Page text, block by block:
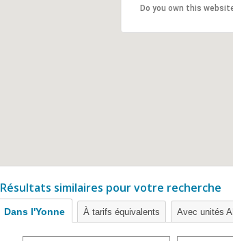
Do you own this
Résultats similaires pour votre recherche
Dans l'Yonne À tarifs équivalents Avec unités